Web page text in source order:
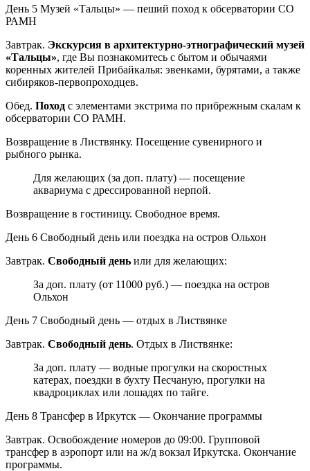
День 5 Музей «Тальцы» — пеший поход к обсерватории СО
РАМН
Завтрак. Экскурсия в архитектурно-этнографический музей
«Тальцы», где Вы познакомитесь с бытом и обычаями
коренных жителей Прибайкалья: эвенками, бурятами, а также
сибиряков-первопроходцев.
Обед. Поход с элементами экстрима по прибрежным скалам к
обсерватории СО РАМН.
Возвращение в Листвянку. Посещение сувенирного и
рыбного рынка.
Для желающих (за доп. плату) — посещение
аквариума с дрессированной нерпой.
Возвращение в гостиницу. Свободное время.
День 6 Свободный день или поездка на остров Ольхон
Завтрак. Свободный день или для желающих:
За доп. плату (от 11000 руб.) — поездка на остров
Ольхон
День 7 Свободный день — отдых в Листвянке
Завтрак. Свободный день. Отдых в Листвянке:
За доп. плату — водные прогулки на скоростных
катерах, поездки в бухту Песчаную, прогулки на
квадроциклах или лошадях по тайге.
День 8 Трансфер в Иркутск — Окончание программы
Завтрак. Освобождение номеров до 09:00. Групповой
трансфер в аэропорт или на ж/д вокзал Иркутска. Окончание
программы.